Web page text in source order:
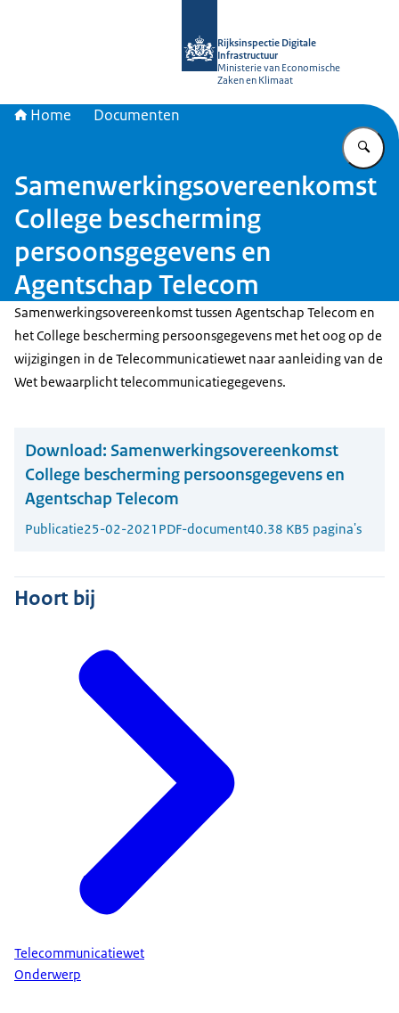
Rijksinspectie Digitale
Infrastructuur
Ministerie van Economische
Zaken en Klimaat
Home Documenten
Samenwerkingsovereenkomst
College bescherming
persoonsgegevens en
Agentschap Telecom
Samenwerkingsovereenkomst tussen Agentschap Telecom en
het College bescherming persoonsgegevens met het oog op de
wijzigingen in de Telecommunicatiewet naar aanleiding van de
Wet bewaarplicht telecommunicatiegegevens.
Download: Samenwerkingsovereenkomst
College bescherming persoonsgegevens en
Agentschap Telecom
Publicatie25-02-2021 PDF-document40.38 KB5 pagina's
Hoort bij
Telecommunicatiewet
Onderwerp